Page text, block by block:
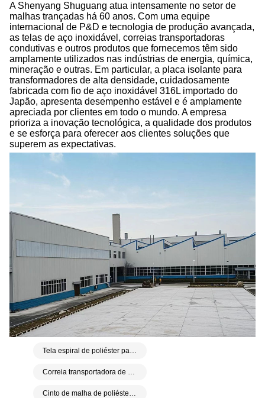
A Shenyang Shuguang atua intensamente no setor de
malhas trançadas há 60 anos. Com uma equipe
internacional de P&D e tecnologia de produção avançada,
as telas de aço inoxidável, correias transportadoras
condutivas e outros produtos que fornecemos têm sido
amplamente utilizados nas indústrias de energia, química,
mineração e outras. Em particular, a placa isolante para
transformadores de alta densidade, cuidadosamente
fabricada com fio de aço inoxidável 316L importado do
Japão, apresenta desempenho estável e é amplamente
apreciada por clientes em todo o mundo. A empresa
prioriza a inovação tecnológica, a qualidade dos produtos
e se esforça para oferecer aos clientes soluções que
superem as expectativas.
Tela espiral de poliéster para secadora
Correia transportadora de malha de tela linear de poliéster
Cinto de malha de poliéster resistente ao desgaste